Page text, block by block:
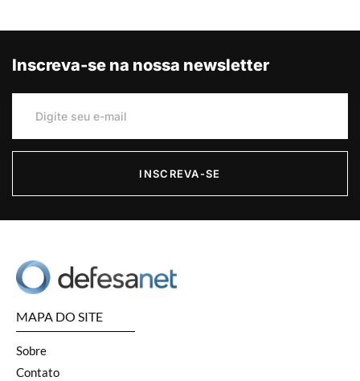
Inscreva-se na nossa newsletter
INSCREVA-SE
MAPA DO SITE
Sobre
Contato